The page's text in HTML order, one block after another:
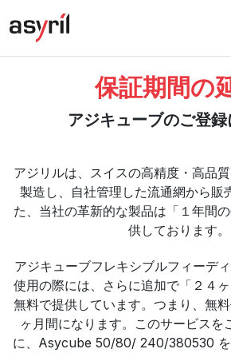
保証期間の
アジキューブのご登
アジリルは、スイスの高精度・高品
製造し、自社管理した流通網から販
た、当社の革新的な製品は「１年間
供しております。
アジキューブフレキシブルフィーデ
使用の際には、さらに追加で「２４
無料で提供しています。つまり、無
ヶ月間になります。このサービスを
に、Asycube 50/80/ 240/380530 を